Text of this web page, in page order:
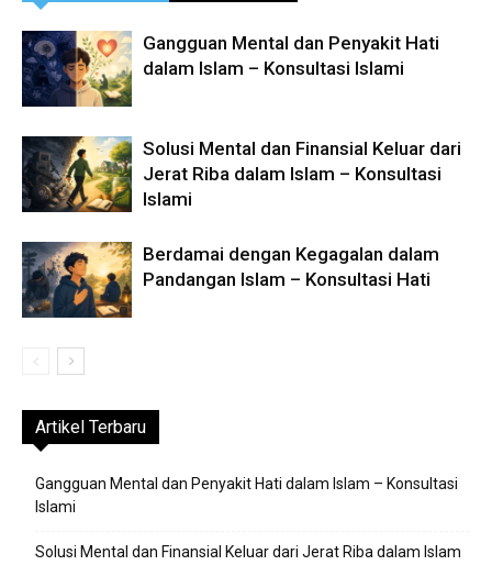
Gangguan Mental dan Penyakit Hati
dalam Islam – Konsultasi Islami
Solusi Mental dan Finansial Keluar dari
Jerat Riba dalam Islam – Konsultasi
Islami
Berdamai dengan Kegagalan dalam
Pandangan Islam – Konsultasi Hati
Artikel Terbaru
Gangguan Mental dan Penyakit Hati dalam Islam – Konsultasi
Islami
Solusi Mental dan Finansial Keluar dari Jerat Riba dalam Islam